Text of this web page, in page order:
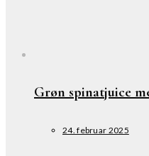
Grøn spinatjuice
24. februar 2025